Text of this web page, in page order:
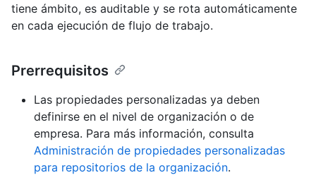
tiene ámbito, es auditable y se rota automáticamente
en cada ejecución de flujo de trabajo.
Prerrequisitos
Las propiedades personalizadas ya deben
definirse en el nivel de organización o de
empresa. Para más información, consulta
Administración de propiedades personalizadas
para repositorios de la organización.